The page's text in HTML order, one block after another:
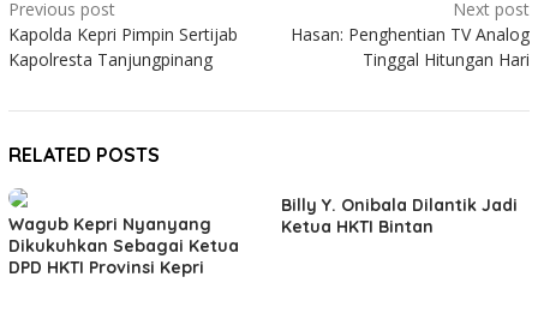
Post
navigation
Previous post
Kapolda Kepri Pimpin Sertijab
Kapolresta Tanjungpinang
Next post
Hasan: Penghentian TV Analog
Tinggal Hitungan Hari
RELATED POSTS
Wagub Kepri Nyanyang
Dikukuhkan Sebagai Ketua
DPD HKTI Provinsi Kepri
Billy Y. Onibala Dilantik Jadi
Ketua HKTI Bintan